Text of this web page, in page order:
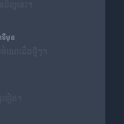
ទីមុន